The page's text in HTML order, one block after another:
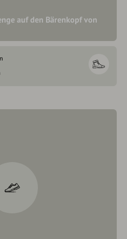
auf den Bärenkopf von